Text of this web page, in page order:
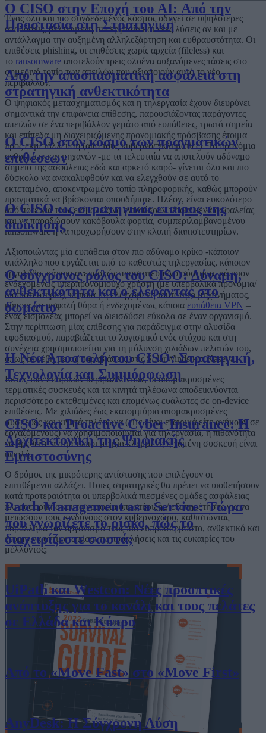
Ο CISO στην Εποχή του AI: Από την
Προστασία στη Στρατηγική
Από την αποσπασματική ασφάλεια στη
στρατηγική ανθεκτικότητα
Ο CISO στον κόσμο των πραγματικών
επιθέσεων
Ο CISO ως στρατηγικός εταίρος της
διοίκησης
Ο σύγχρονος ρόλος του CISO: Δύναμη,
ανθεκτικότητα και ο ελέφαντας στο
δωμάτιο
Η Νέα Αποστολή του CISO: Στρατηγική,
Τεχνολογία και Συμμόρφωση
CISO και Proactive Cyber Insurance: Η
Αρχιτεκτονική της Ψηφιακής
Εμπιστοσύνης
Patch Management as a Service: Τώρα
που γνωρίζετε το ρίσκο, πώς το
διαχειρίζεστε σωστά;
UiPath και Westcon: Νέες προοπτικές
ανάπτυξης για το κανάλι και τους πελάτες
σε Ελλάδα και Κύπρο
Από το «Move Fast» στο «Move First»
AnyDesk: Η Σύγχρονη Λύση
Ένας όλο και πιο συνδεδεμένος κόσμος οδηγεί σε υψηλότερες
αποδόσεις, βελτιωμένη συνεργασία και νέες λύσεις αν και με
αντάλλαγμα την αυξημένη αλληλεξάρτηση και ευθραυστότητα. Οι
επιθέσεις phishing, οι επιθέσεις χωρίς αρχεία (fileless) και
το ransomware αποτελούν τρεις ολοένα αυξανόμενες τάσεις στο
σημερινό τοπίο των απειλών που αξιοποιούν αυτό το νέο
περιβάλλον.
Ο ψηφιακός μετασχηματισμός και η τηλεργασία έχουν διευρύνει
σημαντικά την επιφάνεια επίθεσης, παρουσιάζοντας παράγοντες
απειλών σε ένα περιβάλλον γεμάτο από ευπάθειες, τρωτά σημεία
και επίπεδα μη διαχειριζόμενης προνομιακής πρόσβασης έτοιμα
προς εκμετάλλευση (από τους κυβερνοεγκληματίες). Τα προνόμια
ανθρώπων και μηχανών -με τα τελευταία να αποτελούν αδύναμο
σημείο της ασφάλειας εδώ και αρκετό καιρό- γίνεται όλο και πιο
δύσκολο να ανακαλυφθούν και να ελεγχθούν σε αυτό το
εκτεταμένο, αποκεντρωμένο τοπίο πληροφορικής, καθώς μπορούν
πραγματικά να βρίσκονται οπουδήποτε. Πλέον, είναι ευκολότερο
από ποτέ για τους εισβολείς να εντοπίσουν τέτοια κενά ασφαλείας
και να παραδώσουν κακόβουλα φορτία, συμπεριλαμβανομένου
ransomware ή να προχωρήσουν στην κλοπή διαπιστευτηρίων.
Αξιοποιώντας μία ευπάθεια στον πιο αδύναμο κρίκο -κάποιον
υπάλληλο που εργάζεται υπό το καθεστώς τηλεργασίας, κάποιον
εργολάβο, κάποιο ανεπαρκώς προστατευμένο σύστημα, κάποιον
ενδεχομένως υπερπρονομιούχο χρήστη (με υπερβολικά προνόμια/
διαπιστευτήρια), κάποια μη ελεγχόμενη ταυτότητα μηχανήματος,
κάποια μη ασφαλή θύρα ή ενδεχομένως κάποια ευπάθεια VPN –
ένας εισβολέας μπορεί να διεισδύσει εύκολα σε έναν οργανισμό.
Στην περίπτωση μίας επίθεσης για παράδειγμα στην αλυσίδα
εφοδιασμού, παραβιάζεται το λογισμικό ενός στόχου και στη
συνέχεια χρησιμοποιείται για τη μόλυνση χιλιάδων πελατών του,
όπως συνέβη με τις παραβιάσεις στις SolarWinds και Kaseya.
Εκτός των εταιρικών περιβαλλόντων, οι απομακρυσμένες
τερματικές συσκευές και τα κινητά τηλέφωνα αποδεικνύονται
περισσότερο εκτεθειμένες και επομένως ευάλωτες σε on-device
επιθέσεις. Με χιλιάδες έως εκατομμύρια απομακρυσμένες
συσκευές και κινητά τηλέφωνα (είτε είναι εταιρικά είτε ανήκουν σε
εργαζόμενους) να χρησιμοποιούνται για τηλεργασία, η πιθανότητα
να βρεθείτε αντιμέτωποι με μία κλεμμένη ή χαμένη συσκευή είναι
υψηλή.
Ο δρόμος της μικρότερης αντίστασης που επιλέγουν οι
επιτιθέμενοι αλλάζει. Ποιες στρατηγικές θα πρέπει να υιοθετήσουν
κατά προτεραιότητα οι υπερβολικά πιεσμένες ομάδες ασφάλειας
πληροφορικής και τα γραφεία υποστήριξης/ εξυπηρέτησης για να
μειώσουν τους κινδύνους στον κυβερνοχώρο, καθιστώντας
παράλληλα τον οργανισμό τους πιο ευπροσάρμοστο, ανθεκτικό και
έτοιμο να αντιμετωπίσει τις προκλήσεις και τις ευκαιρίες του
μέλλοντος;